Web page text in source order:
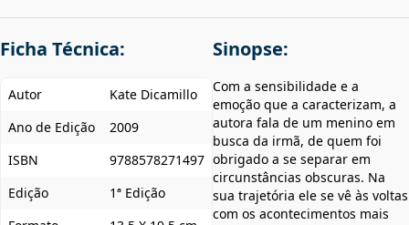
Ficha Técnica:
Autor
Kate Dicamillo
Ano de Edição
2009
ISBN
9788578271497
Edição
1ª Edição
Sinopse:
Com a sensibilidade e a
emoção que a caracterizam, a
autora fala de um menino em
busca da irmã, de quem foi
obrigado a se separar em
circunstâncias obscuras. Na
sua trajetória ele se vê às voltas
com os acontecimentos mais